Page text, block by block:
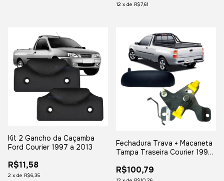
12 x de R$7,61
Kit 2 Gancho da Caçamba
Ford Courier 1997 a 2013
R$11,58
2 x de R$6,35
Fechadura Trava + Macaneta
Tampa Traseira Courier 1997
2003 2004 a 2013
R$100,79